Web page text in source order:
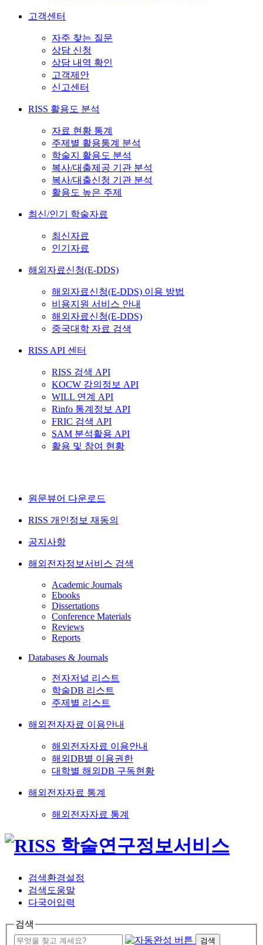
고객센터
자주 찾는 질문
상담 신청
상담 내역 확인
고객제안
신고센터
RISS 활용도 분석
자료 현황 통계
주제별 활용통계 분석
학술지 활용도 분석
복사/대출제공 기관 분석
복사/대출신청 기관 분석
활용도 높은 주제
최신/인기 학술자료
최신자료
인기자료
해외자료신청(E-DDS)
해외자료신청(E-DDS) 이용 방법
비용지원 서비스 안내
해외자료신청(E-DDS)
중국대학 자료 검색
RISS API 센터
RISS 검색 API
KOCW 강의정보 API
WILL 연계 API
Rinfo 통계정보 API
FRIC 검색 API
SAM 분석활용 API
활용 및 참여 현황
원문뷰어 다운로드
RISS 개인정보 재동의
공지사항
해외전자정보서비스 검색
Academic Journals
Ebooks
Dissertations
Conference Materials
Reviews
Reports
Databases & Journals
전자저널 리스트
학술DB 리스트
주제별 리스트
해외전자자료 이용안내
해외전자자료 이용안내
해외DB별 이용권한
대학별 해외DB 구독현황
해외전자자료 통계
해외전자자료 통계
검색환경설정
검색도움말
다국어입력
검색
검색